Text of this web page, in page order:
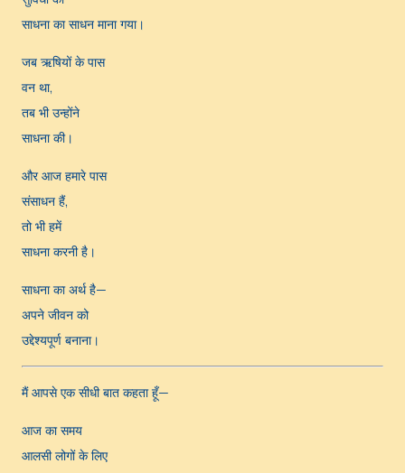
साधना का साधन माना गया।
जब ऋषियों के पास
वन था,
तब भी उन्होंने
साधना की।
और आज हमारे पास
संसाधन हैं,
तो भी हमें
साधना करनी है।
साधना का अर्थ है—
अपने जीवन को
उद्देश्यपूर्ण बनाना।
मैं आपसे एक सीधी बात कहता हूँ—
आज का समय
आलसी लोगों के लिए